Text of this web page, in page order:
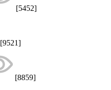
[5452]
[9521]
[8859]